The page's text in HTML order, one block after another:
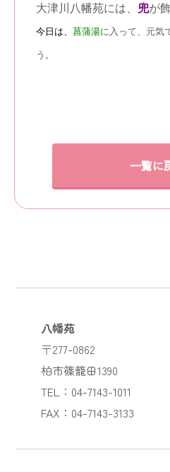
大津川八幡苑には、
兜が
今日は、 菖蒲湯に 入って、元気
う。
一覧に
八幡苑
〒277-0862
柏市篠籠田1390
TEL：04-7143-1011
FAX：04-7143-3133